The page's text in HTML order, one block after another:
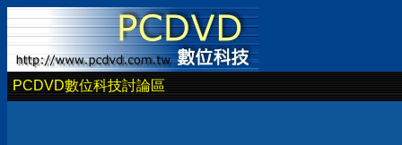
PCDVD數位科技討論區